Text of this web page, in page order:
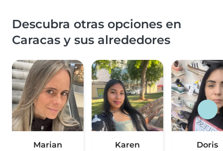
Descubra otras opciones en
Caracas y sus alrededores
Marian Karen Doris